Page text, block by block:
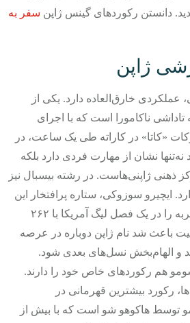
دانستن رکوردهای گینس ژاپنسفر به
ژاپن
خارق‌العاده دارد. یکی از
ناکامورا است که با اجرای
«کاتا» در کاراته طی یک ساعت، در
نشان از مهارت فردی دارد بلکه
ذهنی ژاپنی‌هاست.در رشته بیسبال نیز
ایچیرو سوزوکی، ستاره پرافتخار این
رشته، رکورد بیشترین ضربه را در یک فصل لیگ آمریکا با ۲۶۲
باعث شد نام ژاپن دوباره در عرصه
و الهام‌بخش نسل‌های بعدی شود.
هم رکوردهای خاص خود را دارند.
رکورد بیشترین قهرمانی در
هاکوهو شو است که با بیش از